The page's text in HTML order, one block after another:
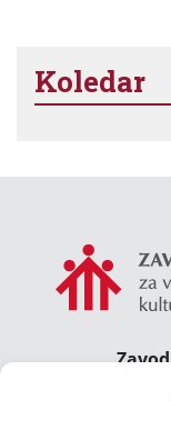
Koledar
Gimnazija